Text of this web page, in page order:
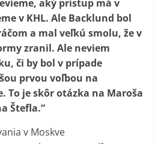
aký prístup má v
v KHL. Ale Backlund bol
a mal veľkú smolu, že v
zranil. Ale neviem
či by bol v prípade
prvou voľbou na
To je skôr otázka na Maroša
Štefla.“
v Moskve